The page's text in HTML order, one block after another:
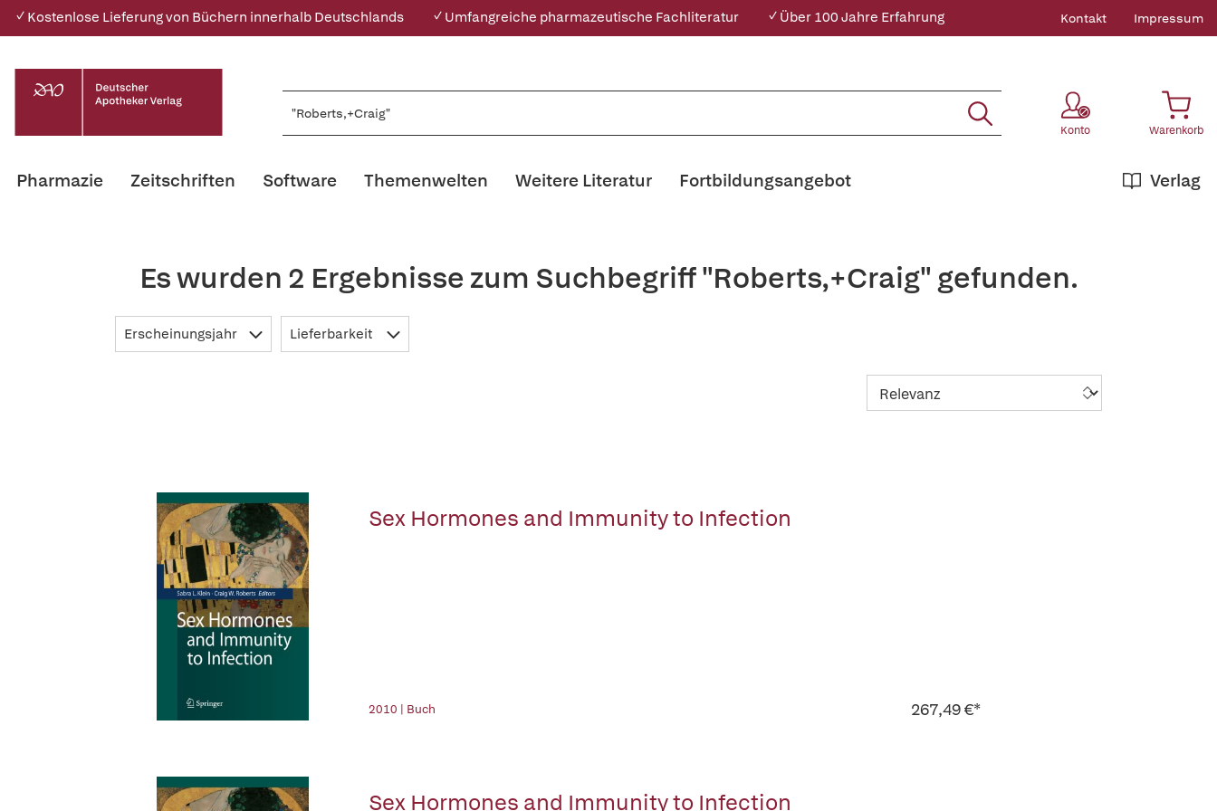
✓ Kostenlose Lieferung von Büchern innerhalb Deutschlands ✓ Umfangreiche pharmazeutische Fachliteratur ✓ Über 100 Jahre Erfahrung Kontakt Impressum
Konto Warenkorb
Pharmazie Zeitschriften Software Themenwelten Weitere Literatur Verlag
Fortbildungsangebot
Es wurden 2 Ergebnisse zum Suchbegriff "Roberts,+Craig" gefunden.
Erscheinungsjahr Lieferbarkeit
Sex Hormones and Immunity to Infection
2010 | Buch 267,49 €*
Sex Hormones and Immunity to Infection